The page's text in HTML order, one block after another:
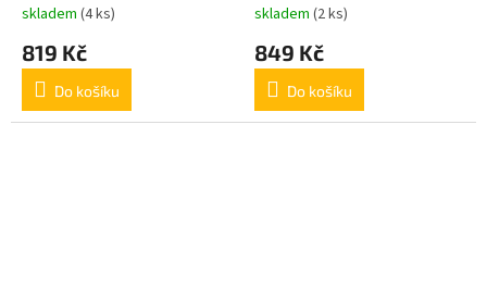
skladem (4 ks)
819 Kč
Do košíku
skladem (2 ks)
849 Kč
Do košíku